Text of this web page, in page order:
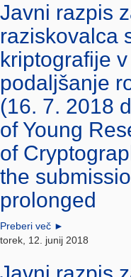
Javni razpis
raziskovalca
kriptografije
podaljšanje
(16. 7. 2018
of Young
of
the
prolonged
Preberi več ►
torek, 12. junij 2018